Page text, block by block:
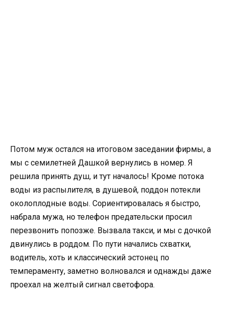
Потом муж остался на итоговом заседании фирмы, а
мы с семилетней Дашкой вернулись в номер. Я
решила принять душ, и тут началось! Кроме потока
воды из распылителя, в душевой, поддон потекли
околоплодные воды. Сориентировалась я быстро,
набрала мужа, но телефон предательски просил
перезвонить попозже. Вызвала такси, и мы с дочкой
двинулись в роддом. По пути начались схватки,
водитель, хоть и классический эстонец по
темпераменту, заметно волновался и однажды даже
проехал на желтый сигнал светофора.